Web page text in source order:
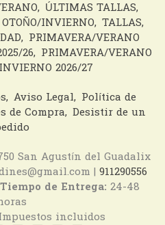
ÚLTIMAS TALLAS
INVIERNO TALLAS
PRIMAVERA/VERANO
26 PRIMAVERA/VERANO
2026/27
Aviso Legal Política de
de Compra Desistir de un
San Agustín del Guadalix
| 911290556
Tiempo de Entrega: 24-48
incluidos